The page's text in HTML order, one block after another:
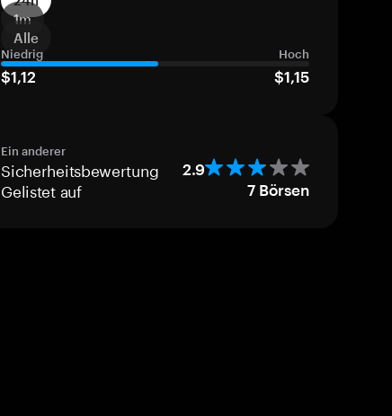
1m
Alle
Niedrig Hoch
$1,12 $1,15
Ein anderer
Sicherheitsbewertung 2.9
Gelistet auf 7 Börsen